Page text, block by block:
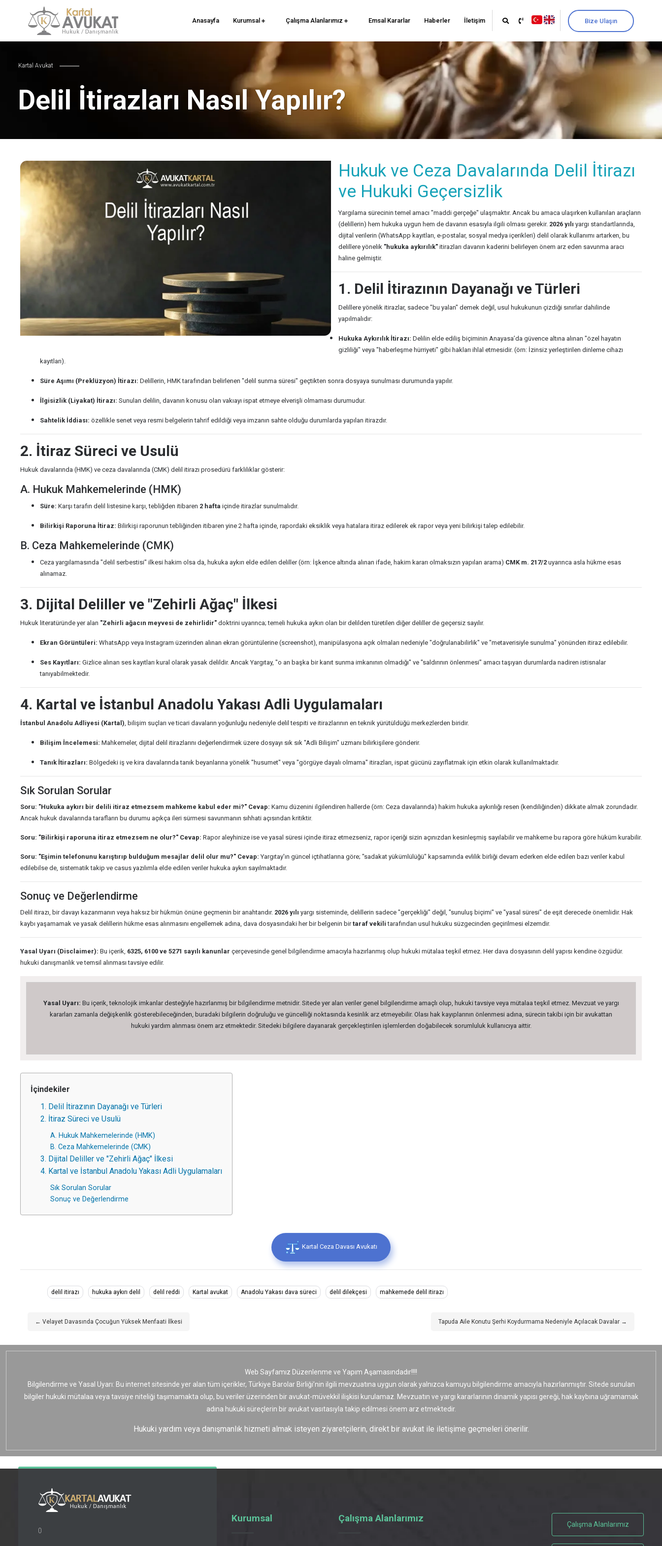
Anasayfa Kurumsal Çalışma Alanlarımız Emsal Kararlar Haberler İletişim Bize Ulaşın
Kartal Avukat
Delil İtirazları Nasıl Yapılır?
Hukuk ve Ceza Davalarında Delil İtirazı
ve Hukuki Geçersizlik
Yargılama sürecinin temel amacı "maddi gerçeğe" ulaşmaktır. Ancak bu amaca ulaşırken kullanılan araçların
(delillerin) hem hukuka uygun hem de davanın esasıyla ilgili olması gerekir. 2026 yılı yargı standartlarında,
dijital verilerin (WhatsApp kayıtları, e-postalar, sosyal medya içerikleri) delil olarak kullanımı artarken, bu
delillere yönelik "hukuka aykırılık" itirazları davanın kaderini belirleyen önem arz eden savunma aracı
haline gelmiştir.
1. Delil İtirazının Dayanağı ve Türleri
Delillere yönelik itirazlar, sadece "bu yalan" demek değil, usul hukukunun çizdiği sınırlar dahilinde
yapılmalıdır:
Hukuka Aykırılık İtirazı: Delilin elde ediliş biçiminin Anayasa’da güvence altına alınan "özel hayatın
gizliliği" veya "haberleşme hürriyeti" gibi hakları ihlal etmesidir. (örn: İzinsiz yerleştirilen dinleme cihazı
kayıtları).
Süre Aşımı (Preklüzyon) İtirazı: Delillerin, HMK tarafından belirlenen "delil sunma süresi" geçtikten sonra dosyaya sunulması durumunda yapılır.
İlgisizlik (Liyakat) İtirazı: Sunulan delilin, davanın konusu olan vakıayı ispat etmeye elverişli olmaması durumudur.
Sahtelik İddiası: özellikle senet veya resmi belgelerin tahrif edildiği veya imzanın sahte olduğu durumlarda yapılan itirazdır.
2. İtiraz Süreci ve Usulü
Hukuk davalarında (HMK) ve ceza davalarında (CMK) delil itirazı prosedürü farklılıklar gösterir:
A. Hukuk Mahkemelerinde (HMK)
Süre: Karşı tarafın delil listesine karşı, tebliğden itibaren 2 hafta içinde itirazlar sunulmalıdır.
Bilirkişi Raporuna İtiraz: Bilirkişi raporunun tebliğinden itibaren yine 2 hafta içinde, rapordaki eksiklik veya hatalara itiraz edilerek ek rapor veya yeni bilirkişi talep edilebilir.
B. Ceza Mahkemelerinde (CMK)
Ceza yargılamasında "delil serbestisi" ilkesi hakim olsa da, hukuka aykırı elde edilen deliller (örn: İşkence altında alınan ifade, hakim kararı olmaksızın yapılan arama) CMK m. 217/2 uyarınca asla hükme esas
alınamaz.
3. Dijital Deliller ve "Zehirli Ağaç" İlkesi
Hukuk literatüründe yer alan "Zehirli ağacın meyvesi de zehirlidir" doktrini uyarınca; temeli hukuka aykırı olan bir delilden türetilen diğer deliller de geçersiz sayılır.
Ekran Görüntüleri: WhatsApp veya Instagram üzerinden alınan ekran görüntülerine (screenshot), manipülasyona açık olmaları nedeniyle "doğrulanabilirlik" ve "metaverisiyle sunulma" yönünden itiraz edilebilir.
Ses Kayıtları: Gizlice alınan ses kayıtları kural olarak yasak delildir. Ancak Yargıtay, "o an başka bir kanıt sunma imkanının olmadığı" ve "saldırının önlenmesi" amacı taşıyan durumlarda nadiren istisnalar
tanıyabilmektedir.
4. Kartal ve İstanbul Anadolu Yakası Adli Uygulamaları
İstanbul Anadolu Adliyesi (Kartal), bilişim suçları ve ticari davaların yoğunluğu nedeniyle delil tespiti ve itirazlarının en teknik yürütüldüğü merkezlerden biridir.
Bilişim İncelemesi: Mahkemeler, dijital delil itirazlarını değerlendirmek üzere dosyayı sık sık "Adli Bilişim" uzmanı bilirkişilere gönderir.
Tanık İtirazları: Bölgedeki iş ve kira davalarında tanık beyanlarına yönelik "husumet" veya "görgüye dayalı olmama" itirazları, ispat gücünü zayıflatmak için etkin olarak kullanılmaktadır.
Sık Sorulan Sorular
Soru: "Hukuka aykırı bir delili itiraz etmezsem mahkeme kabul eder mi?" Cevap: Kamu düzenini ilgilendiren hallerde (örn: Ceza davalarında) hakim hukuka aykırılığı resen (kendiliğinden) dikkate almak zorundadır.
Ancak hukuk davalarında tarafların bu durumu açıkça ileri sürmesi savunmanın sıhhati açısından kritiktir.
Soru: "Bilirkişi raporuna itiraz etmezsem ne olur?" Cevap: Rapor aleyhinize ise ve yasal süresi içinde itiraz etmezseniz, rapor içeriği sizin açınızdan kesinleşmiş sayılabilir ve mahkeme bu rapora göre hüküm kurabilir.
Soru: "Eşimin telefonunu karıştırıp bulduğum mesajlar delil olur mu?" Cevap: Yargıtay'ın güncel içtihatlarına göre; "sadakat yükümlülüğü" kapsamında evlilik birliği devam ederken elde edilen bazı veriler kabul
edilebilse de, sistematik takip ve casus yazılımla elde edilen veriler hukuka aykırı sayılmaktadır.
Sonuç ve Değerlendirme
Delil itirazı, bir davayı kazanmanın veya haksız bir hükmün önüne geçmenin bir anahtarıdır. 2026 yılı yargı sisteminde, delillerin sadece "gerçekliği" değil, "sunuluş biçimi" ve "yasal süresi" de eşit derecede önemlidir. Hak
kaybı yaşamamak ve yasak delillerin hükme esas alınmasını engellemek adına, dava dosyasındaki her bir belgenin birtaraf vekili tarafından usul hukuku süzgecinden geçirilmesi elzemdir.
Yasal Uyarı (Disclaimer): Bu içerik, 6325, 6100 ve 5271 sayılı kanunlar çerçevesinde genel bilgilendirme amacıyla hazırlanmış olup hukuki mütalaa teşkil etmez. Her dava dosyasının delil yapısı kendine özgüdür.
hukuki danışmanlık ve temsil alınması tavsiye edilir.
Yasal Uyarı: Bu içerik, teknolojik imkanlar desteğiyle hazırlanmış bir bilgilendirme metnidir. Sitede yer alan veriler genel bilgilendirme amaçlı olup, hukuki tavsiye veya mütalaa teşkil etmez. Mevzuat ve yargı
kararları zamanla değişkenlik gösterebileceğinden, buradaki bilgilerin doğruluğu ve güncelliği noktasında kesinlik arz etmeyebilir. Olası hak kayıplarının önlenmesi adına, sürecin takibi için bir avukattan
hukuki yardım alınması önem arz etmektedir. Sitedeki bilgilere dayanarak gerçekleştirilen işlemlerden doğabilecek sorumluluk kullanıcıya aittir.
İçindekiler
1. Delil İtirazının Dayanağı ve Türleri
2. İtiraz Süreci ve Usulü
A. Hukuk Mahkemelerinde (HMK)
B. Ceza Mahkemelerinde (CMK)
3. Dijital Deliller ve "Zehirli Ağaç" İlkesi
4. Kartal ve İstanbul Anadolu Yakası Adli Uygulamaları
Sık Sorulan Sorular
Sonuç ve Değerlendirme
Kartal Ceza Davası Avukatı
delil itirazı hukuka aykırı delil delil reddi Kartal avukat Anadolu Yakası dava süreci delil dilekçesi mahkemede delil itirazı
← Velayet Davasında Çocuğun Yüksek Menfaati İlkesi Tapuda Aile Konutu Şerhi Koydurmama Nedeniyle Açılacak Davalar →
Web Sayfamız Düzenlenme ve Yapım Aşamasındadır!!!!
Bilgilendirme ve Yasal Uyarı: Bu internet sitesinde yer alan tüm içerikler, Türkiye Barolar Birliği’nin ilgili mevzuatına uygun olarak yalnızca kamuyu bilgilendirme amacıyla hazırlanmıştır. Sitede sunulan
bilgiler hukuki mütalaa veya tavsiye niteliği taşımamakta olup, bu veriler üzerinden bir avukat-müvekkil ilişkisi kurulamaz. Mevzuatın ve yargı kararlarının dinamik yapısı gereği, hak kaybına uğramamak
adına hukuki süreçlerin bir avukat vasıtasıyla takip edilmesi önem arz etmektedir.
Hukuki yardım veya danışmanlık hizmeti almak isteyen ziyaretçilerin, direkt bir avukat ile iletişime geçmeleri önerilir.
0
Kurumsal Çalışma Alanlarımız
Çalışma Alanlarımız